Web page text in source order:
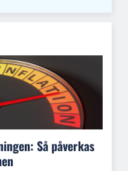
Så påverkas